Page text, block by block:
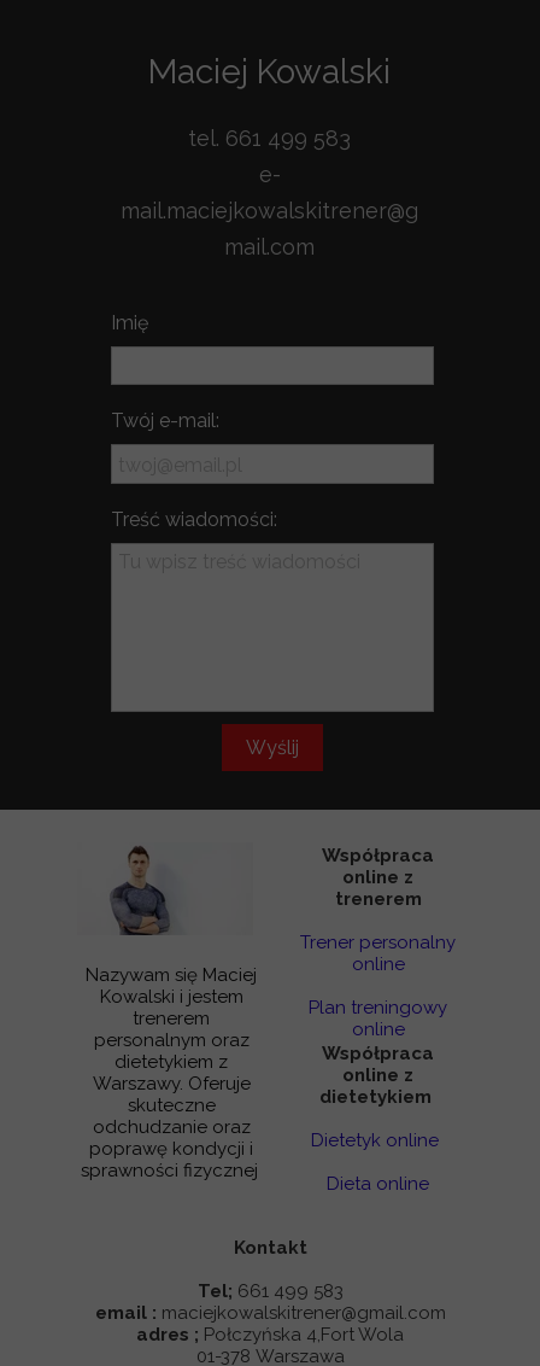
Maciej Kowalski
tel. 661 499 583
e-
mail.maciejkowalskitrener@g
mail.com
Imię
Twój e-mail:
Treść wiadomości:
Wyślij
Kontakt
Tel; 661 499 583
email : maciejkowalskitrener@gmail.com
adres ; Połczyńska 4,Fort Wola
01-378 Warszawa
Współpraca
online z
dietetykiem
Dietetyk online
Dieta online
Współpraca
online z
trenerem
Trener personalny
online
Plan treningowy
online
Nazywam się Maciej
Kowalski i jestem
trenerem
personalnym oraz
dietetykiem z
Warszawy. Oferuje
skuteczne
odchudzanie oraz
poprawę kondycji i
sprawności fizycznej